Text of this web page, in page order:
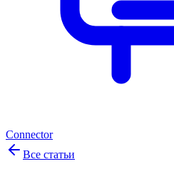
Connector
Все статьи